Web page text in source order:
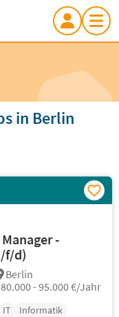
in Berlin
-
f/d)
Berlin
80.000 - 95.000 €/Jahr
IT
Informatik